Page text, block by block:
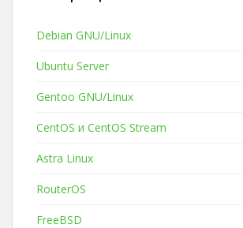
Debian GNU/Linux
Ubuntu Server
Gentoo GNU/Linux
CentOS и CentOS Stream
Astra Linux
RouterOS
FreeBSD